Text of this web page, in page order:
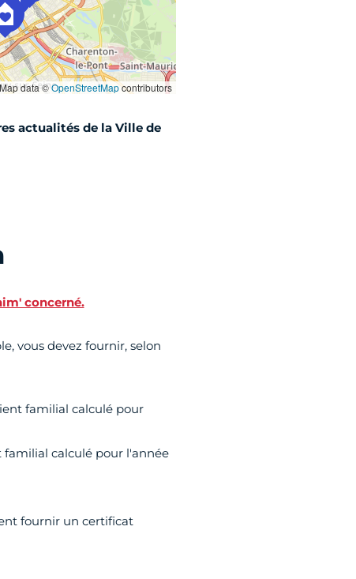
actualités de la Ville de
concerné.
vous devez fournir, selon
familial calculé pour
calculé pour l'année
fournir un certificat